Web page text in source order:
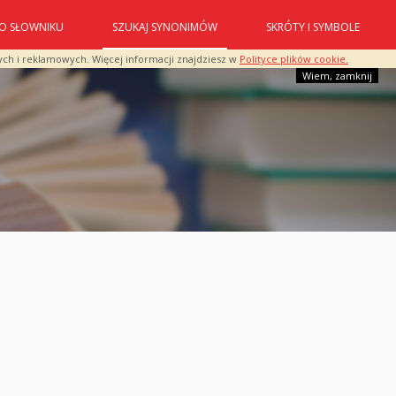
i reklamowych. Więcej informacji znajdziesz w Polityce plików cookie.
Wiem, zamknij
O SŁOWNIKU SZUKAJ SYNONIMÓW SKRÓTY I SYMBOLE